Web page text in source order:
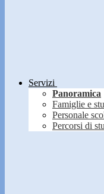
Servizi
Panoramica
Famiglie e
Personale
Percorsi di